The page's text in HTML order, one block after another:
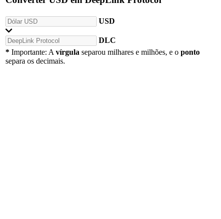
USD
DLC
* Importante: A vírgula separou milhares e milhões, e o ponto
separa os decimais.